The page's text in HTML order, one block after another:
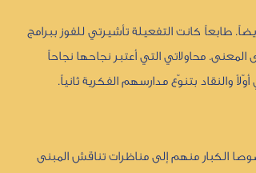
طابعاً كانت التفعيلة تأشيرتي للفوز ببرامج
محاولاتي التي أعتبر نجاحها نجاحاً
بتنوّع مدارسهم الفكرية ثانياً.
الكبار منهم إلى مناظرات تناقش المبنى